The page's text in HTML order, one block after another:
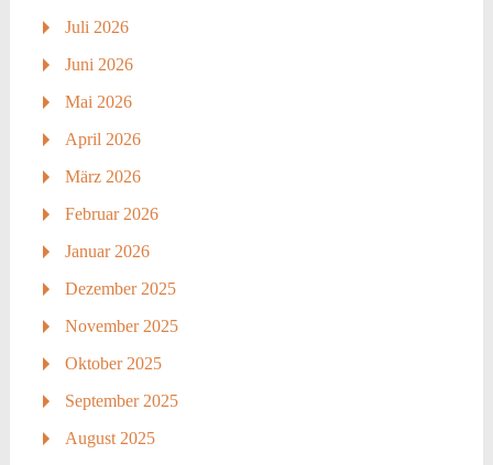
Juli 2026
Juni 2026
Mai 2026
April 2026
März 2026
Februar 2026
Januar 2026
Dezember 2025
November 2025
Oktober 2025
September 2025
August 2025